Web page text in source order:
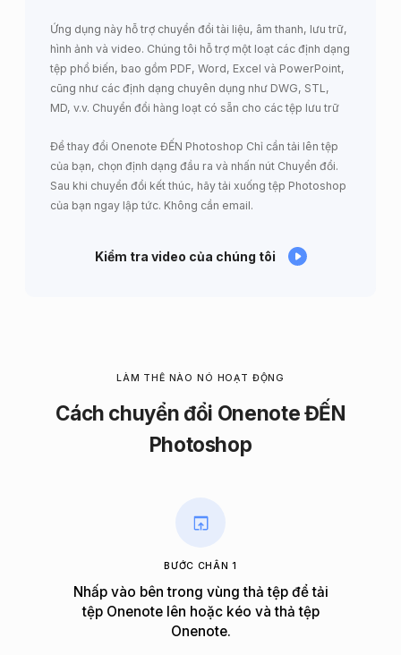
Ứng dụng này hỗ trợ chuyển đổi tài liệu, âm thanh, lưu trữ,
hình ảnh và video. Chúng tôi hỗ trợ một loạt các định dạng
tệp phổ biến, bao gồm PDF, Word, Excel và PowerPoint,
cũng như các định dạng chuyên dụng như DWG, STL,
MD, v.v. Chuyển đổi hàng loạt có sẵn cho các tệp lưu trữ
Để thay đổi Onenote ĐẾN Photoshop Chỉ cần tải lên tệp
của bạn, chọn định dạng đầu ra và nhấn nút Chuyển đổi.
Sau khi chuyển đổi kết thúc, hãy tải xuống tệp Photoshop
của bạn ngay lập tức. Không cần email.
Kiểm tra video của chúng tôi
LÀM THẾ NÀO NÓ HOẠT ĐỘNG
Cách chuyển đổi Onenote ĐẾN
Photoshop
BƯỚC CHÂN 1
Nhấp vào bên trong vùng thả tệp để tải
tệp Onenote lên hoặc kéo và thả tệp
Onenote.